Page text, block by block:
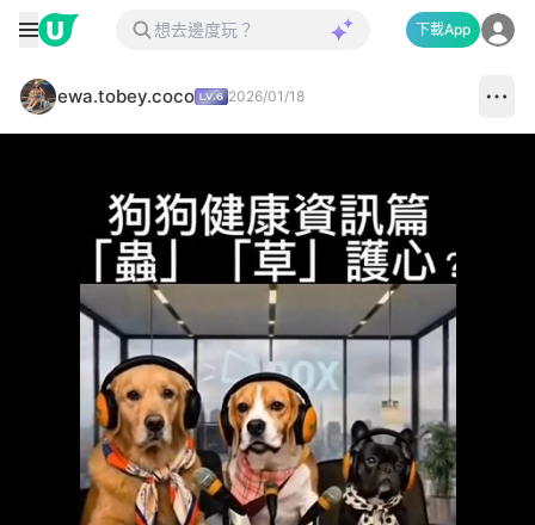
下載App
ewa.tobey.coco 2026/01/18